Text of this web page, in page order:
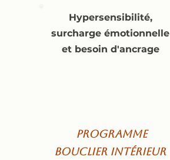
Hypersensibilité,
surcharge émotionnelle
et besoin d'ancrage
Programme
Bouclier intérieur